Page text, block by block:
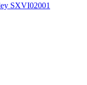
SXVI02001